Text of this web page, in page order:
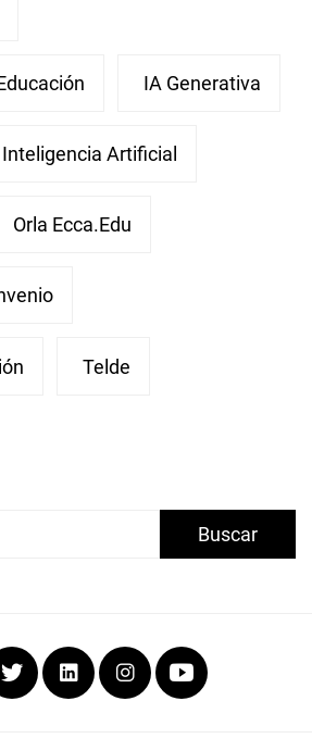
IA Generativa
Inteligencia Artificial
Orla Ecca.edu
Telde
LinkedinInstagramYoutube